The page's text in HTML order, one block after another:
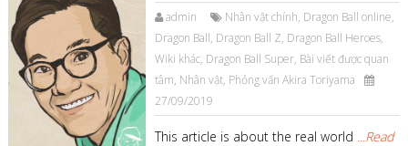
admin Nhân vật chính, Dragon Ball online,
Dragon Ball, Dragon Ball Z, Dragon Ball Heroes,
Wiki khác, Dragon Ball Super, Bài viết được quan
tâm, Nhân vật, Phỏng vấn Akira Toriyama
27/09/2019
This article is about the real world ...Read